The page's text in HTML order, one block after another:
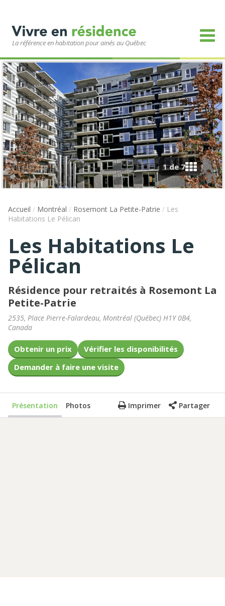
La référence en habitation pour ainés au Québec
1 de 7
Accueil / Montréal / Rosemont La Petite-Patrie / Les
Habitations Le Pélican
Les Habitations Le
Pélican
Résidence pour retraités à Rosemont La
Petite-Patrie
2535, Place Pierre-Falardeau, Montréal (Québec) H1Y 0B4,
Canada
Obtenir un prix
Vérifier les disponibilités
Demander à faire une visite
Présentation Photos Imprimer Partager